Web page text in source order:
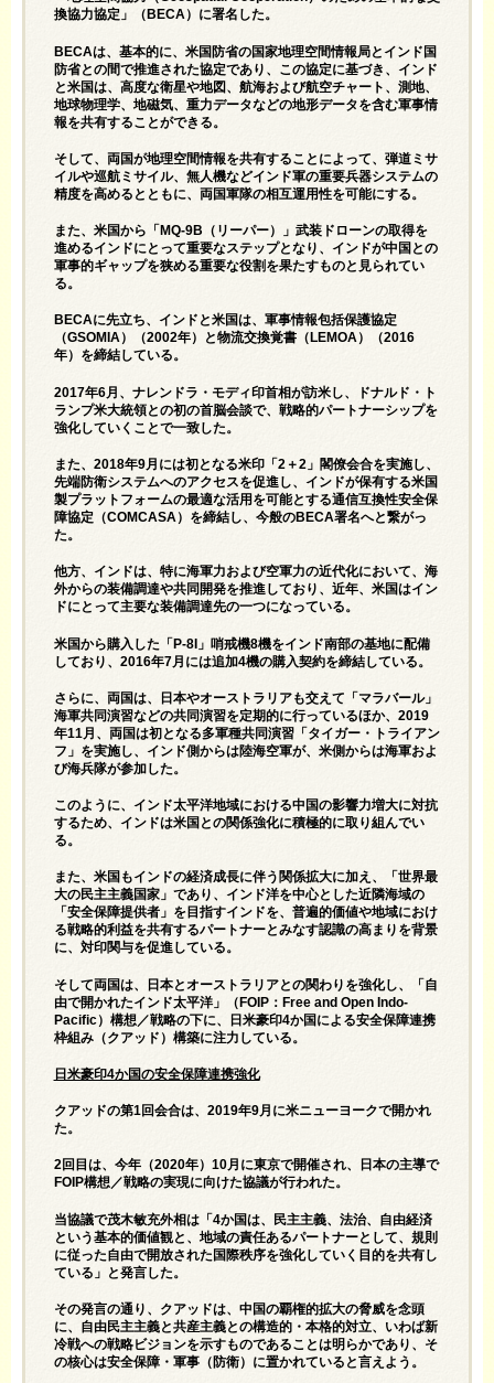
換協力協定」（BECA）に署名した。
BECAは、基本的に、米国防省の国家地理空間情報局とインド国
防省との間で推進された協定であり、この協定に基づき、インド
と米国は、高度な衛星や地図、航海および航空チャート、測地、
地球物理学、地磁気、重力データなどの地形データを含む軍事情
報を共有することができる。
そして、両国が地理空間情報を共有することによって、弾道ミサ
イルや巡航ミサイル、無人機などインド軍の重要兵器システムの
精度を高めるとともに、両国軍隊の相互運用性を可能にする。
また、米国から「MQ-9B（リーパー）」武装ドローンの取得を
進めるインドにとって重要なステップとなり、インドが中国との
軍事的ギャップを狭める重要な役割を果たすものと見られてい
る。
BECAに先立ち、インドと米国は、軍事情報包括保護協定
（GSOMIA）（2002年）と物流交換覚書（LEMOA）（2016
年）を締結している。
2017年6月、ナレンドラ・モディ印首相が訪米し、ドナルド・ト
ランプ米大統領との初の首脳会談で、戦略的パートナーシップを
強化していくことで一致した。
また、2018年9月には初となる米印「2＋2」閣僚会合を実施し、
先端防衛システムへのアクセスを促進し、インドが保有する米国
製プラットフォームの最適な活用を可能とする通信互換性安全保
障協定（COMCASA）を締結し、今般のBECA署名へと繋がっ
た。
他方、インドは、特に海軍力および空軍力の近代化において、海
外からの装備調達や共同開発を推進しており、近年、米国はイン
ドにとって主要な装備調達先の一つになっている。
米国から購入した「P-8I」哨戒機8機をインド南部の基地に配備
しており、2016年7月には追加4機の購入契約を締結している。
さらに、両国は、日本やオーストラリアも交えて「マラバール」
海軍共同演習などの共同演習を定期的に行っているほか、2019
年11月、両国は初となる多軍種共同演習「タイガー・トライアン
フ」を実施し、インド側からは陸海空軍が、米側からは海軍およ
び海兵隊が参加した。
このように、インド太平洋地域における中国の影響力増大に対抗
するため、インドは米国との関係強化に積極的に取り組んでい
る。
また、米国もインドの経済成長に伴う関係拡大に加え、「世界最
大の民主主義国家」であり、インド洋を中心とした近隣海域の
「安全保障提供者」を目指すインドを、普遍的価値や地域におけ
る戦略的利益を共有するパートナーとみなす認識の高まりを背景
に、対印関与を促進している。
そして両国は、日本とオーストラリアとの関わりを強化し、「自
由で開かれたインド太平洋」（FOIP：Free and Open Indo-
Pacific）構想／戦略の下に、日米豪印4か国による安全保障連携
枠組み（クアッド）構築に注力している。
日米豪印4か国の安全保障連携強化
クアッドの第1回会合は、2019年9月に米ニューヨークで開かれ
た。
2回目は、今年（2020年）10月に東京で開催され、日本の主導で
FOIP構想／戦略の実現に向けた協議が行われた。
当協議で茂木敏充外相は「4か国は、民主主義、法治、自由経済
という基本的価値観と、地域の責任あるパートナーとして、規則
に従った自由で開放された国際秩序を強化していく目的を共有し
ている」と発言した。
その発言の通り、クアッドは、中国の覇権的拡大の脅威を念頭
に、自由民主主義と共産主義との構造的・本格的対立、いわば新
冷戦への戦略ビジョンを示すものであることは明らかであり、そ
の核心は安全保障・軍事（防衛）に置かれていると言えよう。